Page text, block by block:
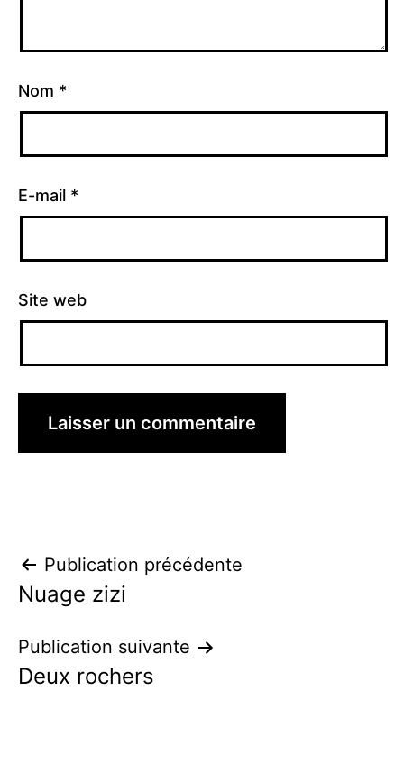
Nom *
E-mail *
Site web
Navigation
de
l’article
Publication précédente
Nuage zizi
Publication suivante
Deux rochers